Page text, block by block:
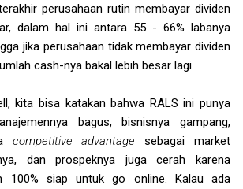
perusahaan rutin membayar dividen
dalam hal ini antara 55 - 66% labanya
jika perusahaan tidak membayar dividen
cash-nya bakal lebih besar lagi.
kita bisa katakan bahwa RALS ini punya
bagus, bisnisnya gampang,
competitive advantagesebagai market
dan prospeknya juga cerah karena
100% siap untuk go online. Kalau ada